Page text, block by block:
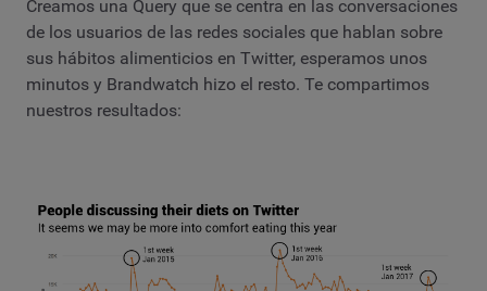
Creamos una Query que se centra en las conversaciones
de los usuarios de las redes sociales que hablan sobre
sus hábitos alimenticios en Twitter, esperamos unos
minutos y Brandwatch hizo el resto. Te compartimos
nuestros resultados: